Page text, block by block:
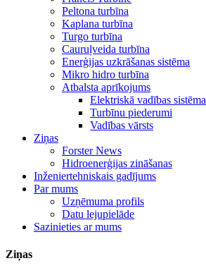
Peltona turbīna
Kaplana turbīna
Turgo turbīna
Cauruļveida turbīna
Enerģijas uzkrāšanas sistēma
Mikro hidro turbīna
Atbalsta aprīkojums
Elektriskā vadības sistēma
Turbīnu piederumi
Vadības vārsts
Ziņas
Forster News
Hidroenerģijas zināšanas
Inženiertehniskais gadījums
Par mums
Uzņēmuma profils
Datu lejupielāde
Sazinieties ar mums
Ziņas